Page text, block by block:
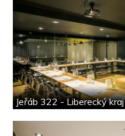
Jeřáb 322 - Liberecký kraj